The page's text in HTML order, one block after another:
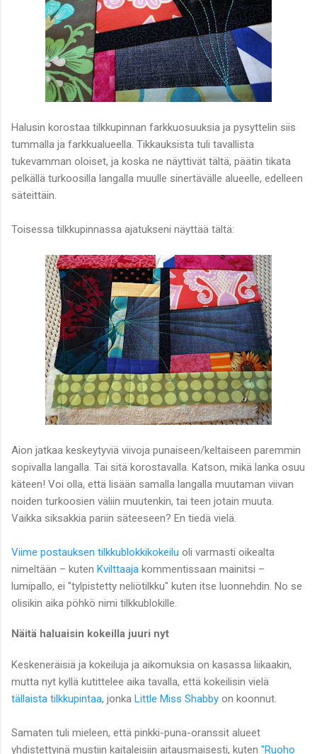
Halusin korostaa tilkkupinnan farkkuosuuksia ja pysyttelin siis
tummalla ja farkkualueella. Tikkauksista tuli tavallista
tukevamman oloiset, ja koska ne näyttivät tältä, päätin tikata
pelkällä turkoosilla langalla muulle sinertävälle alueelle, edelleen
säteittäin.
Toisessa tilkkupinnassa ajatukseni näyttää tältä:
Aion jatkaa keskeytyviä viivoja punaiseen/keltaiseen paremmin
sopivalla langalla. Tai sitä korostavalla. Katson, mikä lanka osuu
käteen! Voi olla, että lisään samalla langalla muutaman viivan
noiden turkoosien väliin muutenkin, tai teen jotain muuta.
Vaikka siksakkia pariin säteeseen? En tiedä vielä.
Viime postauksen tilkkublokkikokeilu oli varmasti oikealta
nimeltään – kuten Kvilttaaja kommentissaan mainitsi –
lumipallo, ei "tylpistetty neliötilkku" kuten itse luonnehdin. No se
olisikin aika pöhkö nimi tilkkublokille.
Näitä haluaisin kokeilla juuri nyt
Keskeneräisiä ja kokeiluja ja aikomuksia on kasassa liikaakin,
mutta nyt kyllä kutittelee aika tavalla, että kokeilisin vielä
tällaista tilkkupintaa, jonka Little Miss Shabby on koonnut.
Samaten tuli mieleen, että pinkki-puna-oranssit alueet
yhdistettyinä mustiin kaitaleisiin aitausmaisesti, kuten "Ruoho